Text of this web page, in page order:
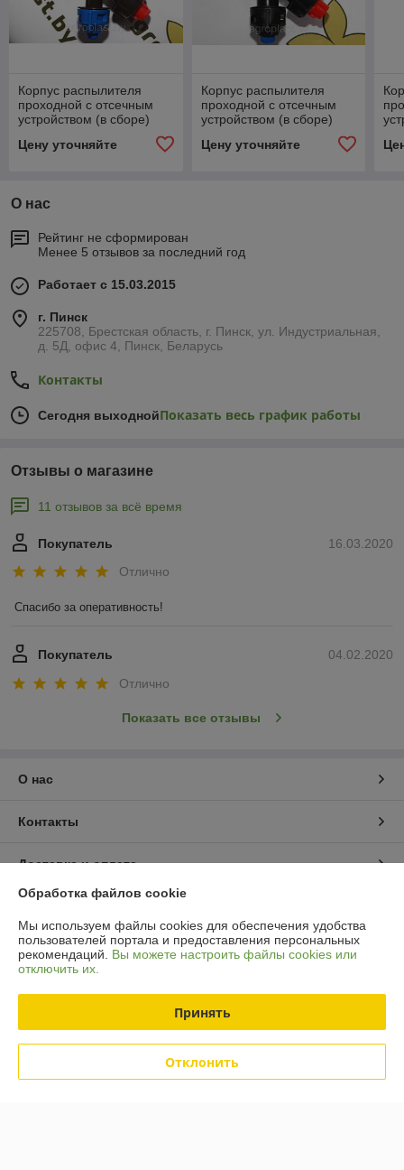
Корпус распылителя
проходной с отсечным
устройством (в сборе)
Цену уточняйте
Корпус распылителя
проходной с отсечным
устройством (в сборе)
Цену уточняйте
О нас
Рейтинг не сформирован
Менее 5 отзывов за последний год
Работает с 15.03.2015
г. Пинск
225708, Брестская область, г. Пинск, ул. Индустриальная,
д. 5Д, офис 4, Пинск, Беларусь
Контакты
Сегодня выходнойПоказать весь график работы
Отзывы о магазине
11 отзывов за всё время
16.03.2020
Покупатель
Отлично
Спасибо за оперативность!
04.02.2020
Покупатель
Отлично
Показать все отзывы
О нас
Контакты
Доставка и оплата
Полная версия сайта
Политика обработки cookies
Сайт создан на платформе Deal.by
Обработка файлов cookie
Мы используем файлы cookies для обеспечения удобства
пользователей портала и предоставления персональных
рекомендаций. Вы можете настроить файлы cookies или
отключить их.
Принять
Отклонить